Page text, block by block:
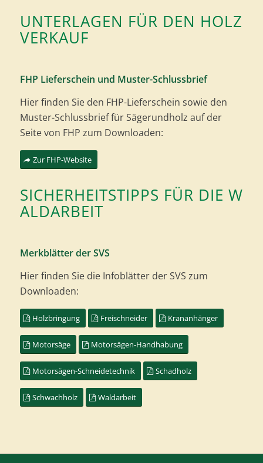
UNTERLAGEN FÜR DEN HOLZ
VERKAUF
FHP Lieferschein und Muster-Schlussbrief
Hier finden Sie den FHP-Lieferschein sowie den
Muster-Schlussbrief für Sägerundholz auf der
Seite von FHP zum Downloaden:
Zur FHP-Website
SICHERHEITSTIPPS FÜR DIE W
ALDARBEIT
Merkblätter der SVS
Hier finden Sie die Infoblätter der SVS zum
Downloaden:
Holzbringung Freischneider Krananhänger
Motorsäge Motorsägen-Handhabung
Motorsägen-Schneidetechnik Schadholz
Schwachholz Waldarbeit